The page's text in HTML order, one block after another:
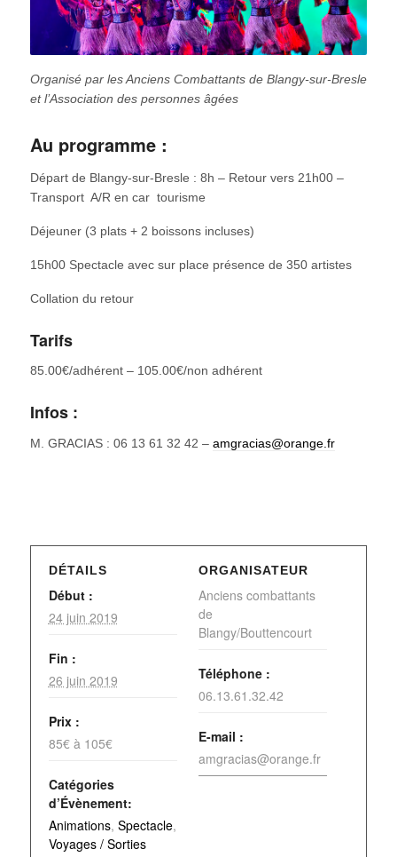
Organisé par les Anciens Combattants de Blangy-sur-Bresle
et l’Association des personnes âgées
Au programme :
Départ de Blangy-sur-Bresle : 8h – Retour vers 21h00 –
Transport A/R en car tourisme
Déjeuner (3 plats + 2 boissons incluses)
15h00 Spectacle avec sur place présence de 350 artistes
Collation du retour
Tarifs
85.00€/adhérent – 105.00€/non adhérent
Infos :
M. GRACIAS : 06 13 61 32 42 – amgracias@orange.fr
DÉTAILS
Début :
24 juin 2019
Fin :
26 juin 2019
Prix :
85€ à 105€
Catégories
d’Évènement:
Animations, Spectacle,
Voyages / Sorties
ORGANISATEUR
Anciens combattants
de
Blangy/Bouttencourt
Téléphone :
06.13.61.32.42
E-mail :
amgracias@orange.fr